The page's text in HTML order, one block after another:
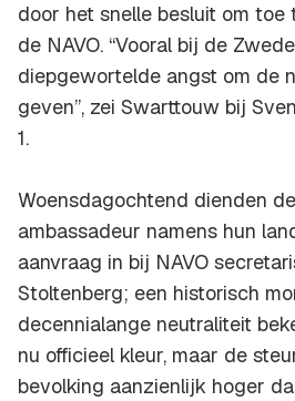
door het snelle besluit om
de NAVO. “Vooral bij de
diepgewortelde angst om de
geven”, zei Swarttouw bij
1.
Woensdagochtend dienden
ambassadeur namens hun
aanvraag in bij NAVO
Stoltenberg; een historisch
decennialange neutraliteit
nu officieel kleur, maar de
bevolking aanzienlijk hoger